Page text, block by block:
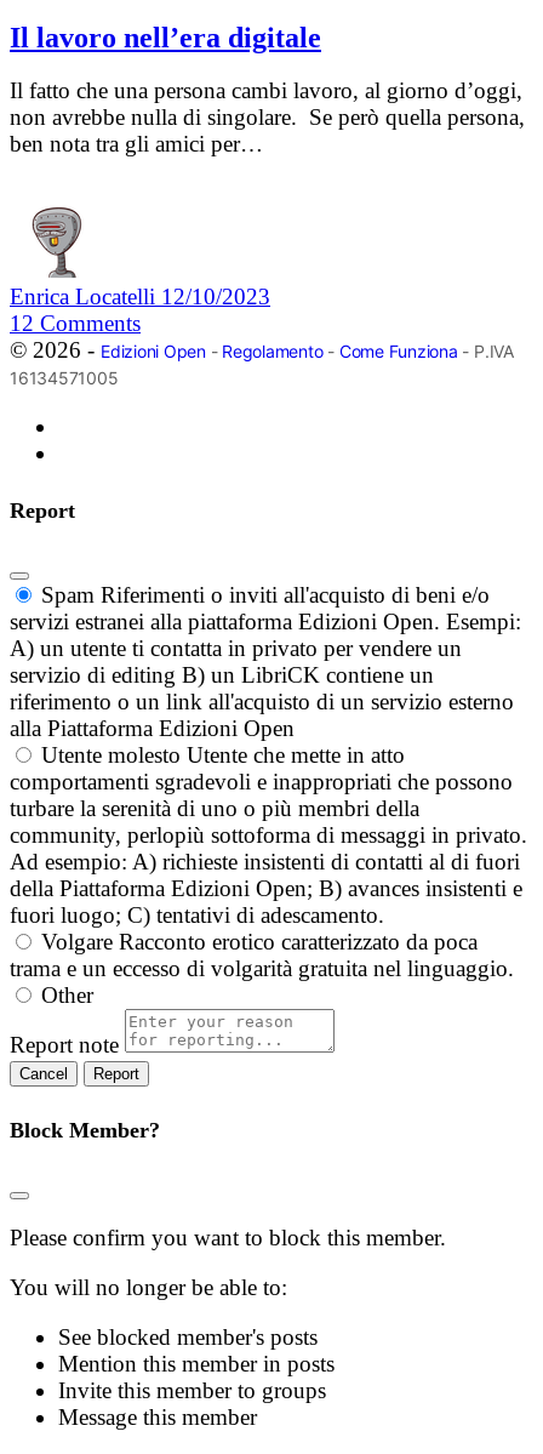
Il lavoro nell’era digitale
Il fatto che una persona cambi lavoro, al giorno d’oggi,
non avrebbe nulla di singolare. Se però quella persona,
ben nota tra gli amici per…
Enrica Locatelli 12/10/2023
12 Comments
© 2026 - Edizioni Open- Regolamento- Come Funziona - P.IVA
16134571005
Report
Spam Riferimenti o inviti all'acquisto di beni e/o
servizi estranei alla piattaforma Edizioni Open. Esempi:
A) un utente ti contatta in privato per vendere un
servizio di editing B) un LibriCK contiene un
riferimento o un link all'acquisto di un servizio esterno
alla Piattaforma Edizioni Open
Utente molesto Utente che mette in atto
comportamenti sgradevoli e inappropriati che possono
turbare la serenità di uno o più membri della
community, perlopiù sottoforma di messaggi in privato.
Ad esempio: A) richieste insistenti di contatti al di fuori
della Piattaforma Edizioni Open; B) avances insistenti e
fuori luogo; C) tentativi di adescamento.
Volgare Racconto erotico caratterizzato da poca
trama e un eccesso di volgarità gratuita nel linguaggio.
Other
Report note
Report
Block Member?
Please confirm you want to block this member.
You will no longer be able to:
See blocked member's posts
Mention this member in posts
Invite this member to groups
Message this member